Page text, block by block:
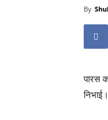
By
पारस
निभाई।